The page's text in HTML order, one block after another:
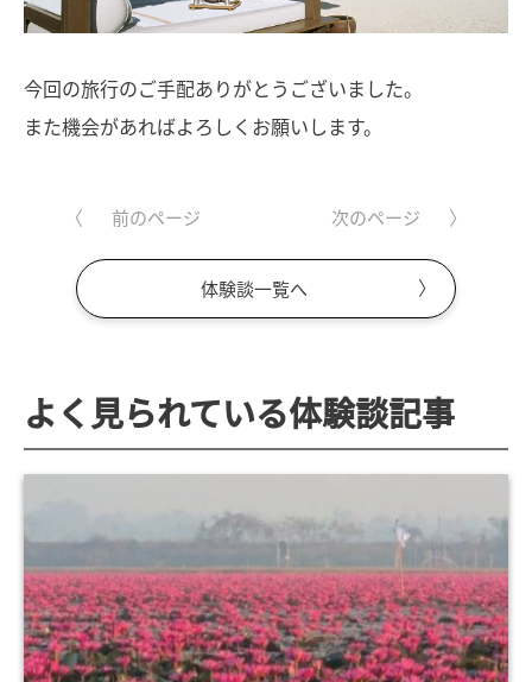
今回の旅行のご手配ありがとうございました。
また機会があればよろしくお願いします。
前のページ
体験談一覧へ
次のページ
よく見られている体験談記事